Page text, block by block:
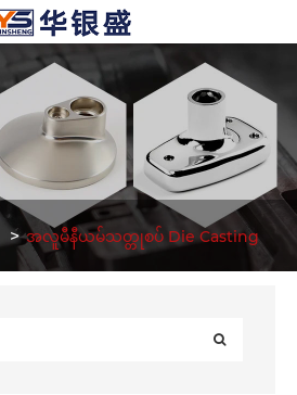
အလူမီနီယမ်သတ္တုစပ် Die Casting